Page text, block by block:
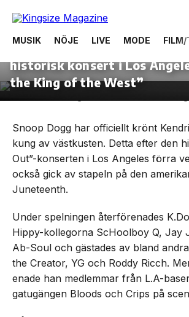
Skip
the
MUSIK NÖJE LIVE MODE FILM/
Snoop Dogg hyllar Kendrick
historisk konsert i Los
the King of the West”
Snoop Dogg har officiellt krönt
kung av västkusten. Detta efter den
Out”-konserten i Los Angeles förra
också gick av stapeln på den
Juneteenth.
Under spelningen återförenades
Hippy-kollegorna ScHoolboy Q, Jay
Ab-Soul och gästades av bland
the Creator, YG och Roddy Ricch.
enade han medlemmar från L.A-
gatugängen Bloods och Crips på